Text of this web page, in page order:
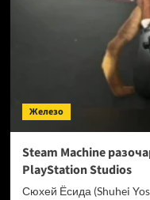
напрямую
ядерного
реактора
Железо
Steam Machine
PlayStation Studios
Сюхей Ёсида (Shuhei